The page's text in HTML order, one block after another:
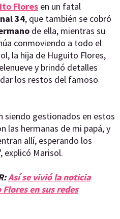
Flores en un fatal
34, que también se cobró
de ella, mientras su
conmoviendo a todo el
la hija de Huguito Flores,
y brindó detalles
los restos del famoso
siendo gestionados en estos
las hermanas de mi papá, y
allí, esperando los
explicó Marisol.
Así se vivió la noticia
en sus redes